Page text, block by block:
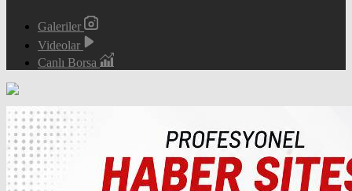
Galeriler
Videolar
Canlı Borsa